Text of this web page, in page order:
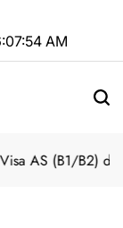
:07:54 AM
AS (B1/B2) dari